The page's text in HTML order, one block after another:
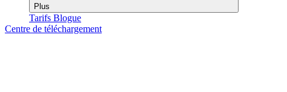
Plus
Tarifs Blogue
Centre de téléchargement